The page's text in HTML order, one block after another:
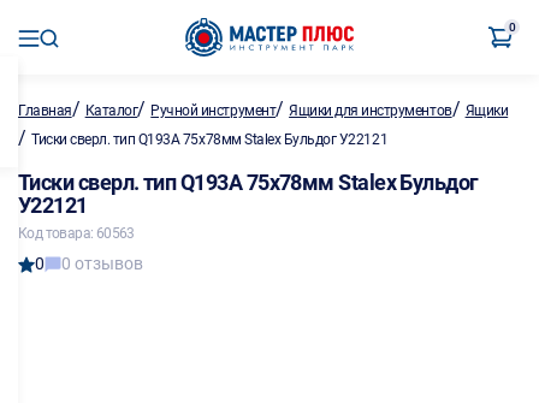
0
Главная/ Каталог/ Ручной инструмент/Ящики для инструментов/ Ящики
/ Тиски сверл. тип Q193A 75х78мм Stalex Бульдог У22121
Тиски сверл. тип Q193A 75х78мм Stalex Бульдог
У22121
Код товара: 60563
0 0 отзывов